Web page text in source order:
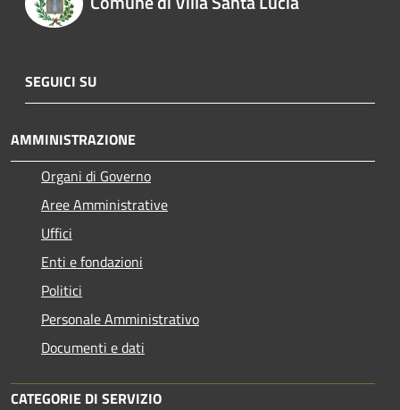
SEGUICI SU
AMMINISTRAZIONE
Organi di Governo
Aree Amministrative
Uffici
Enti e fondazioni
Politici
Personale Amministrativo
Documenti e dati
CATEGORIE DI SERVIZIO